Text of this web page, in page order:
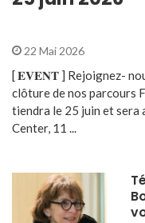
22 Mai 2026
[ 𝐄𝐕𝐄𝐍𝐓 ] Rejoignez-
clôture de nos parcours
tiendra le 25 juin et sera
Center, 11 ...